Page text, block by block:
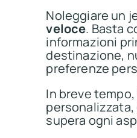
Noleggiare un
veloce. Basta
informazioni
destinazione,
preferenze
In breve
personalizzata,
supera ogni